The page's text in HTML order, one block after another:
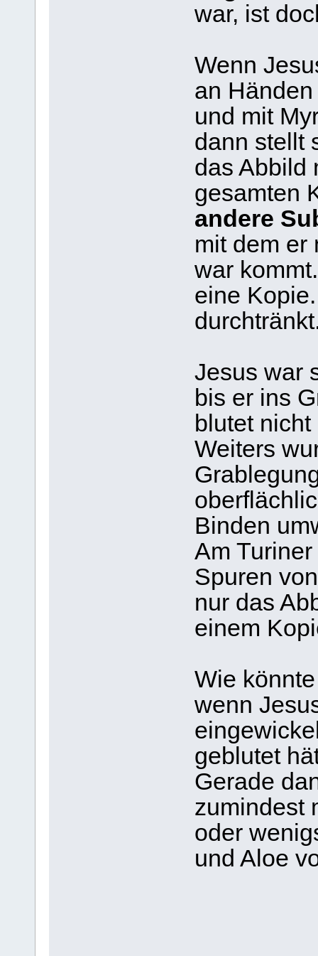
war, ist
Wenn
an
und mit
dann stellt
das Abbild
gesamten
andere
mit dem er
war
eine
Jesus war
bis er ins
blutet
Weiters
Binden
Am
Spuren
nur das
einem
Wie
wenn
geblutet
Gerade
zumindest
oder
und Aloe